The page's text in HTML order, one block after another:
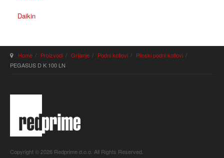
Daikin
Home Proizvodi Grijanje Podni kotlovi
Plinski podni kotlovi
PEGASUS D K 100 LN
Copyright © 2026 Redprime d.o.o. All Rights Reserved.